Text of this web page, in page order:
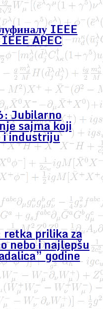
IEEE
APEC
Jubilarno
sajma koji
i industriju
prilika za
nebo i najlepšu
godine